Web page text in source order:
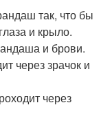
так, что бы
и крыло.
и брови.
через зрачок и
через